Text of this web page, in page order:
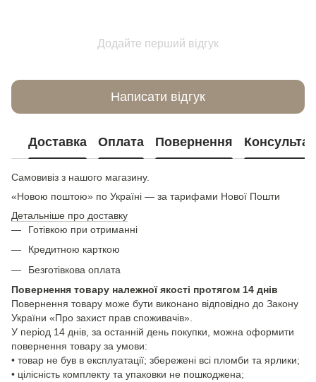
Додайте перший відгук
Написати відгук
Доставка Оплата Повернення
Самовивіз з нашого магазину.
«Новою поштою» по Україні — за тарифами Нової Пошти
Детальніше про доставку
Готівкою при отриманні
Кредитною карткою
Безготівкова оплата
Повернення товару належної якості протягом 14 днів
Повернення товару може бути виконано відповідно до Закону
України «Про захист прав споживачів».
У період 14 днів, за останній день покупки, можна оформити
повернення товару за умови:
• товар не був в експлуатації; збережені всі пломби та ярлики;
• цілісність комплекту та упаковки не пошкоджена;